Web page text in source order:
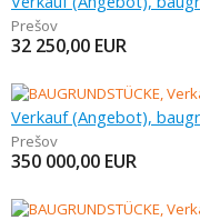
Prešov
32 250,00 EUR
Verkauf (Angebot),
Prešov
350 000,00 EUR